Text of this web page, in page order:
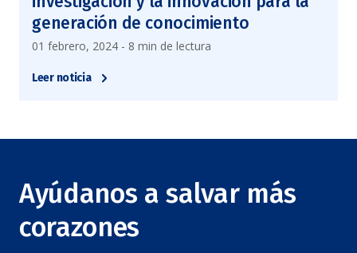
generación de conocimiento
01 febrero, 2024 - 8 min de lectura
Leer noticia
Ayúdanos a salvar más
corazones